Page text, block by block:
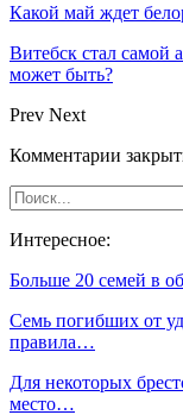
Какой май ждет
Витебск стал самой
может быть?
Prev Next
Комментарии
Интересное:
Больше 20 семей в
Семь погибших от
правила…
Для некоторых
место…